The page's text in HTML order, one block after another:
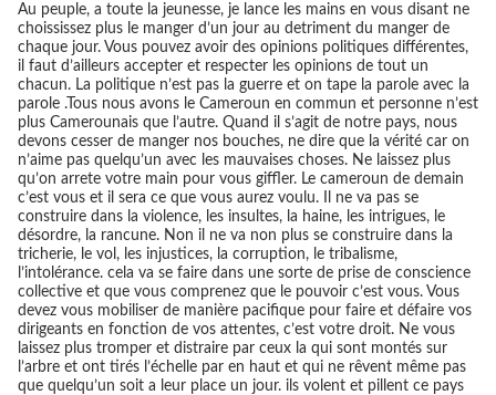
Au peuple, a toute la jeunesse, je lance les mains en vous disant ne
choississez plus le manger d’un jour au detriment du manger de
chaque jour. Vous pouvez avoir des opinions politiques différentes,
il faut d’ailleurs accepter et respecter les opinions de tout un
chacun. La politique n’est pas la guerre et on tape la parole avec la
parole .Tous nous avons le Cameroun en commun et personne n’est
plus Camerounais que l’autre. Quand il s’agit de notre pays, nous
devons cesser de manger nos bouches, ne dire que la vérité car on
n’aime pas quelqu’un avec les mauvaises choses. Ne laissez plus
qu’on arrete votre main pour vous giffler. Le cameroun de demain
c’est vous et il sera ce que vous aurez voulu. Il ne va pas se
construire dans la violence, les insultes, la haine, les intrigues, le
désordre, la rancune. Non il ne va non plus se construire dans la
tricherie, le vol, les injustices, la corruption, le tribalisme,
l’intolérance. cela va se faire dans une sorte de prise de conscience
collective et que vous comprenez que le pouvoir c’est vous. Vous
devez vous mobiliser de manière pacifique pour faire et défaire vos
dirigeants en fonction de vos attentes, c’est votre droit. Ne vous
laissez plus tromper et distraire par ceux la qui sont montés sur
l’arbre et ont tirés l’échelle par en haut et qui ne rêvent même pas
que quelqu’un soit a leur place un jour. ils volent et pillent ce pays